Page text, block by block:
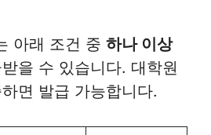
아래 조건 중 하나 이상
을 수 있습니다. 대학원
면 발급 가능합니다.